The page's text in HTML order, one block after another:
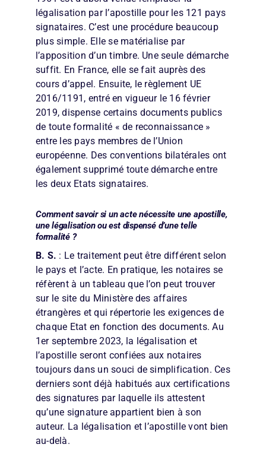
légalisation par l’apostille pour les 121 pays
signataires. C’est une procédure beaucoup
plus simple. Elle se matérialise par
l’apposition d’un timbre. Une seule démarche
suffit. En France, elle se fait auprès des
cours d’appel. Ensuite, le règlement UE
2016/1191, entré en vigueur le 16 février
2019, dispense certains documents publics
de toute formalité « de reconnaissance »
entre les pays membres de l’Union
européenne. Des conventions bilatérales ont
également supprimé toute démarche entre
les deux Etats signataires.
Comment savoir si un acte nécessite une apostille,
une légalisation ou est dispensé d’une telle
formalité ?
B. S. : Le traitement peut être différent selon
le pays et l’acte. En pratique, les notaires se
réfèrent à un tableau que l’on peut trouver
sur le site du Ministère des affaires
étrangères et qui répertorie les exigences de
chaque Etat en fonction des documents. Au
1er septembre 2023, la légalisation et
l’apostille seront confiées aux notaires
toujours dans un souci de simplification. Ces
derniers sont déjà habitués aux certifications
des signatures par laquelle ils attestent
qu’une signature appartient bien à son
auteur. La légalisation et l’apostille vont bien
au-delà.